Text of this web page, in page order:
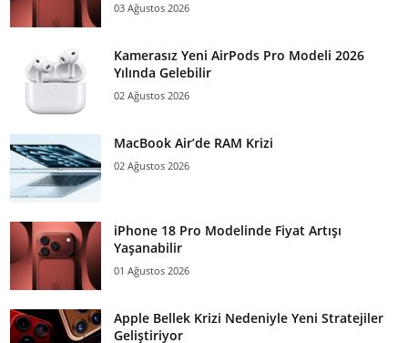
03 Ağustos 2026
Kamerasız Yeni AirPods Pro Modeli 2026
Yılında Gelebilir
02 Ağustos 2026
MacBook Air’de RAM Krizi
02 Ağustos 2026
iPhone 18 Pro Modelinde Fiyat Artışı
Yaşanabilir
01 Ağustos 2026
Apple Bellek Krizi Nedeniyle Yeni Stratejiler
Geliştiriyor